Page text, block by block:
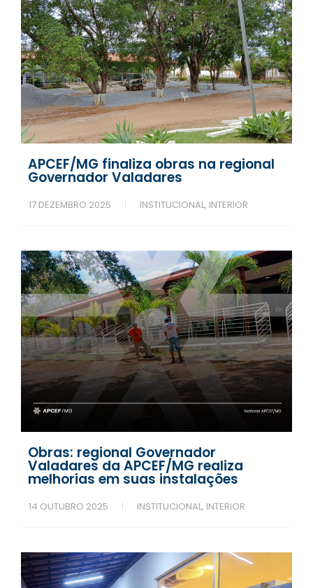
APCEF/MG finaliza obras na regional
Governador Valadares
17 DEZEMBRO 2025 INSTITUCIONAL, INTERIOR
Obras: regional Governador
Valadares da APCEF/MG realiza
melhorias em suas instalações
14 OUTUBRO 2025 INSTITUCIONAL, INTERIOR